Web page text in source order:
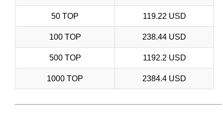
50 TOP 119.22 USD
100 TOP 238.44 USD
500 TOP 1192.2 USD
1000 TOP 2384.4 USD